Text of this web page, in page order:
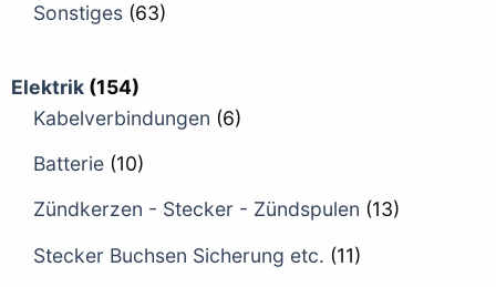
Sonstiges (63)
Elektrik (154)
Kabelverbindungen (6)
Batterie (10)
Zündkerzen - Stecker - Zündspulen (13)
Stecker Buchsen Sicherung etc. (11)